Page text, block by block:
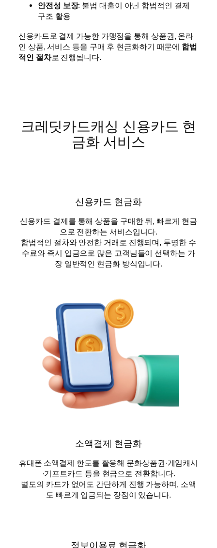
안전성 보장: 불법 대출이 아닌 합법적인 결제
구조 활용
신용카드로 결제 가능한 가맹점을 통해 상품권, 온라
인 상품, 서비스 등을 구매 후 현금화하기 때문에 합법
적인 절차로 진행됩니다.
크레딧카드캐싱 신용카드 현
금화 서비스
신용카드 현금화
신용카드 결제를 통해 상품을 구매한 뒤, 빠르게 현금
으로 전환하는 서비스입니다.
합법적인 절차와 안전한 거래로 진행되며, 투명한 수
수료와 즉시 입금으로 많은 고객님들이 선택하는 가
장 일반적인 현금화 방식입니다.
소액결제 현금화
휴대폰 소액결제 한도를 활용해 문화상품권·게임캐시
·기프트카드 등을 현금으로 전환합니다.
별도의 카드가 없어도 간단하게 진행 가능하며, 소액
도 빠르게 입금되는 장점이 있습니다.
정보이용료 현금화